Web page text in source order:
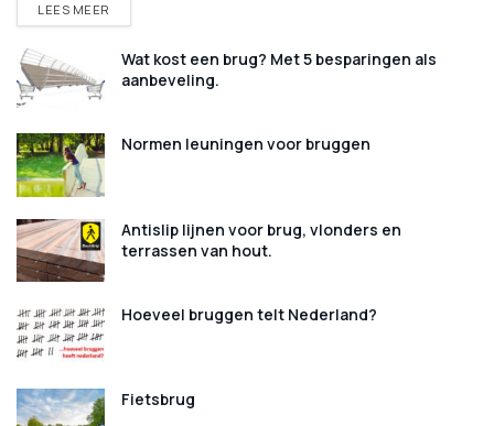
LEES MEER
Wat kost een brug? Met 5 besparingen als
aanbeveling.
Normen leuningen voor bruggen
Antislip lijnen voor brug, vlonders en
terrassen van hout.
Hoeveel bruggen telt Nederland?
Fietsbrug